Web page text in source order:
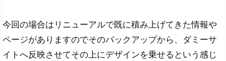
今回の場合はリニューアルで既に積み上げてきた情報や
ページがありますのでそのバックアップから、ダミーサ
イトへ反映させてその上にデザインを乗せるという感じ